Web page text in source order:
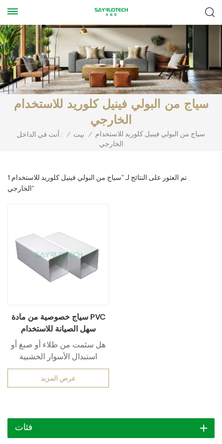
سياج من البولي فينيل كلوريد للاستخدام
الخارجي
أنت في الداخل : / بيت / سياج من البولي فينيل كلوريد للاستخدام
الخارجي
1 تم العثور على النتائج لـ "سياج من البولي فينيل كلوريد للاستخدام
الخارجي"
سياج خصوصية من مادة PVC
سهل الصيانة للاستخدام
الخارجي
هل سئمت من طلاء أو صبغ أو
استبدال الأسوار الخشبية
المتآكلة؟ اكتشف الجمال الدائم
وسهولة الصيانة التي توفرها
لفترة استثنائية، فهي تتحمل
الظروف الجوية القاسية، وتقاوم
عرض المزيد
فئات